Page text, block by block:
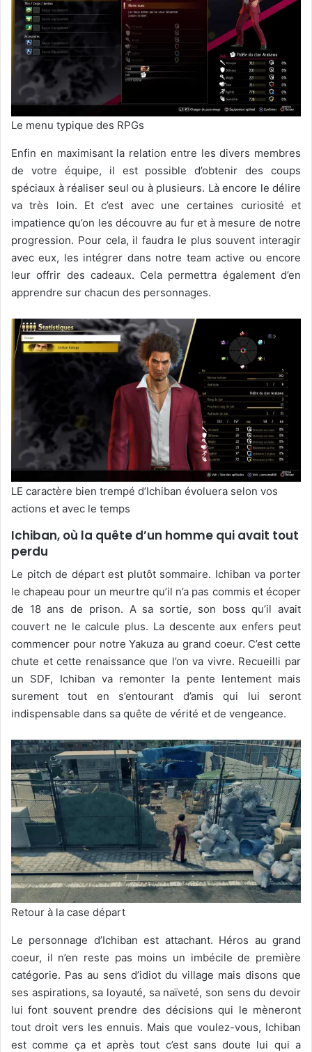
Le menu typique des RPGs
Enfin en maximisant la relation entre les divers membres
de votre équipe, il est possible d’obtenir des coups
spéciaux à réaliser seul ou à plusieurs. Là encore le délire
va très loin. Et c’est avec une certaines curiosité et
impatience qu’on les découvre au fur et à mesure de notre
progression. Pour cela, il faudra le plus souvent interagir
avec eux, les intégrer dans notre team active ou encore
leur offrir des cadeaux. Cela permettra également d’en
apprendre sur chacun des personnages.
LE caractère bien trempé d’Ichiban évoluera selon vos
actions et avec le temps
Ichiban, où la quête d’un homme qui avait tout
perdu
Le pitch de départ est plutôt sommaire. Ichiban va porter
le chapeau pour un meurtre qu’il n’a pas commis et écoper
de 18 ans de prison. A sa sortie, son boss qu’il avait
couvert ne le calcule plus. La descente aux enfers peut
commencer pour notre Yakuza au grand coeur. C’est cette
chute et cette renaissance que l’on va vivre. Recueilli par
un SDF, Ichiban va remonter la pente lentement mais
surement tout en s’entourant d’amis qui lui seront
indispensable dans sa quête de vérité et de vengeance.
Retour à la case départ
Le personnage d’Ichiban est attachant. Héros au grand
coeur, il n’en reste pas moins un imbécile de première
catégorie. Pas au sens d’idiot du village mais disons que
ses aspirations, sa loyauté, sa naïveté, son sens du devoir
lui font souvent prendre des décisions qui le mèneront
tout droit vers les ennuis. Mais que voulez-vous, Ichiban
est comme ça et après tout c’est sans doute lui qui a